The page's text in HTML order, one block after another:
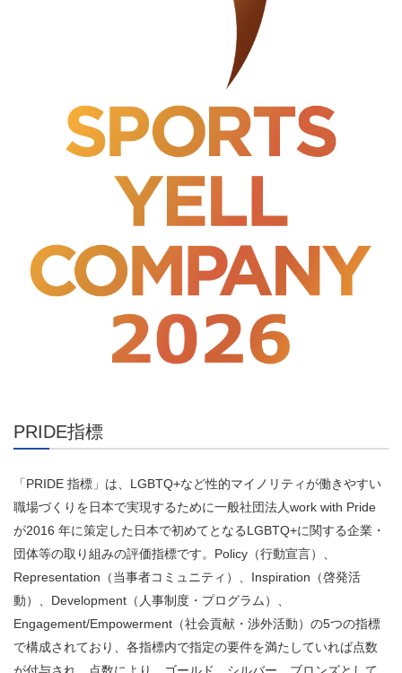
PRIDE指標
「PRIDE 指標」は、LGBTQ+など性的マイノリティが働きやすい
職場づくりを日本で実現するために一般社団法人work with Pride
が2016 年に策定した日本で初めてとなるLGBTQ+に関する企業・
団体等の取り組みの評価指標です。Policy（行動宣言）、
Representation（当事者コミュニティ）、Inspiration（啓発活
動）、Development（人事制度・プログラム）、
Engagement/Empowerment（社会貢献・渉外活動）の5つの指標
で構成されており、各指標内で指定の要件を満たしていれば点数